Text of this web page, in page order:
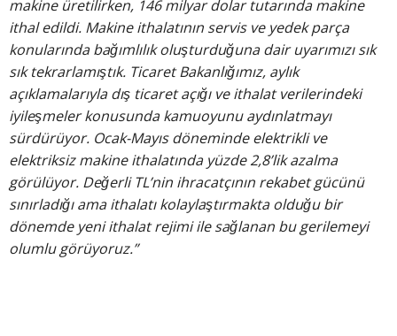
makine üretilirken, 146 milyar dolar tutarında makine
ithal edildi. Makine ithalatının servis ve yedek parça
konularında bağımlılık oluşturduğuna dair uyarımızı sık
sık tekrarlamıştık. Ticaret Bakanlığımız, aylık
açıklamalarıyla dış ticaret açığı ve ithalat verilerindeki
iyileşmeler konusunda kamuoyunu aydınlatmayı
sürdürüyor. Ocak-Mayıs döneminde elektrikli ve
elektriksiz makine ithalatında yüzde 2,8’lik azalma
görülüyor. Değerli TL’nin ihracatçının rekabet gücünü
sınırladığı ama ithalatı kolaylaştırmakta olduğu bir
dönemde yeni ithalat rejimi ile sağlanan bu gerilemeyi
olumlu görüyoruz.”